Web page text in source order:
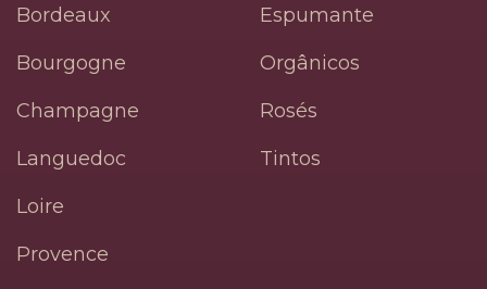
Bordeaux
Bourgogne
Champagne
Languedoc
Loire
Provence
Espumante
Orgânicos
Rosés
Tintos